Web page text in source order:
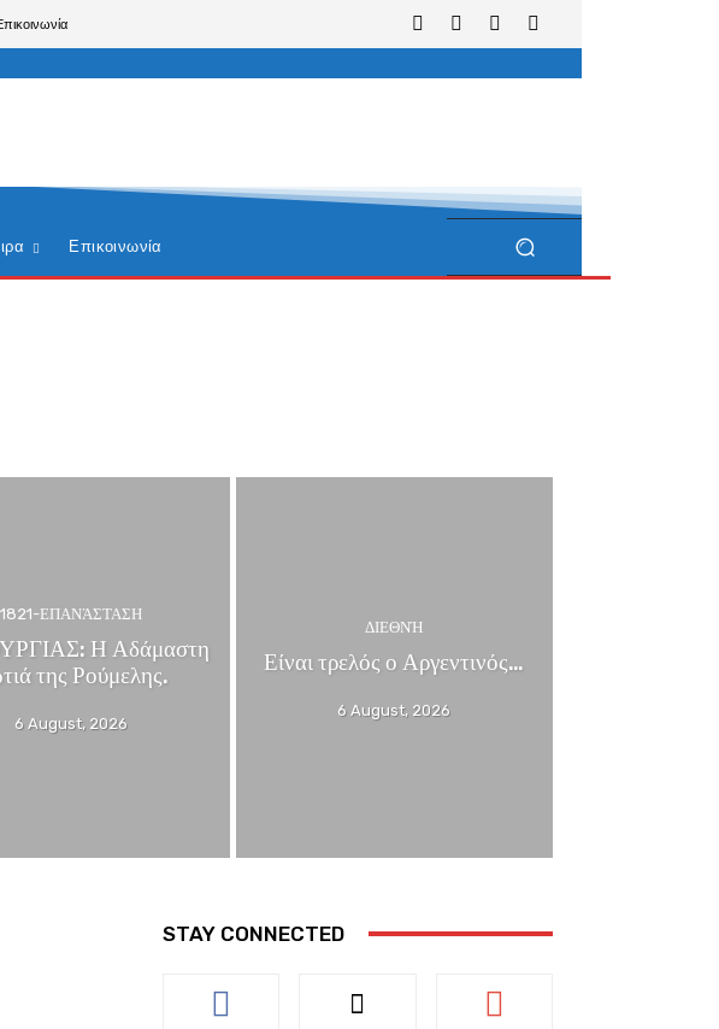
Επικοινωνία
1821-ΕΠΑΝΆΣΤΑΣΗ
Η Αδάμαστη
της Ρούμελης.
6 August, 2026
ΔΙΕΘΝΉ
Είναι τρελός ο Αργεντινός…
6 August, 2026
STAY CONNECTED